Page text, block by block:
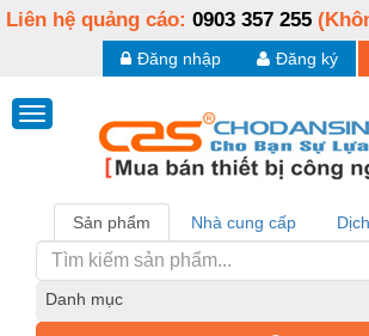
Liên hệ quảng cáo: 0903 357 255
Đăng ký
Đăng nhập
Sản phẩm Nhà cung cấp
Danh mục